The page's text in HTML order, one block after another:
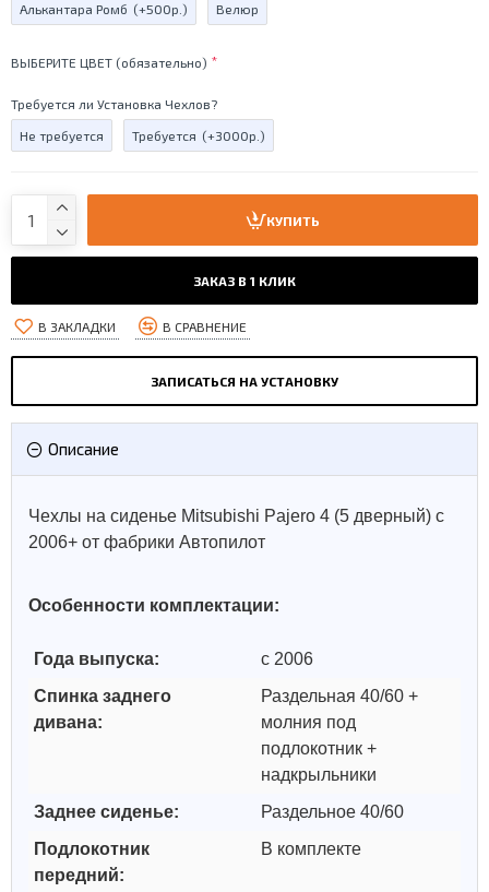
Алькантара Ромб (+500р.) Велюр
ВЫБЕРИТЕ ЦВЕТ (обязательно)
Требуется ли Установка Чехлов?
Не требуется Требуется (+3000р.)
КУПИТЬ
ЗАКАЗ В 1 КЛИК
В ЗАКЛАДКИ В СРАВНЕНИЕ
ЗАПИСАТЬСЯ НА УСТАНОВКУ
Описание
Чехлы на сиденье Mitsubishi Pajero 4 (5 дверный) с
2006+ от фабрики Автопилот
Особенности комплектации:
Года выпуска:
с 2006
Спинка заднего
дивана:
Раздельная 40/60 +
молния под
подлокотник +
надкрыльники
Заднее сиденье:
Раздельное 40/60
Подлокотник
передний:
В комплекте